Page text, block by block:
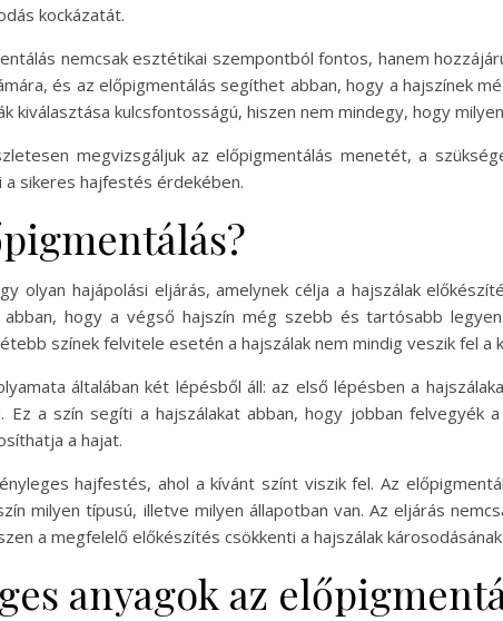
kockázatát.
nemcsak esztétikai szempontból fontos, hanem
és az előpigmentálás segíthet abban, hogy a hajszínek
kiválasztása kulcsfontosságú, hiszen nem mindegy, hogy
megvizsgáljuk az előpigmentálás menetét, a
a sikeres hajfestés érdekében.
olyan hajápolási eljárás, amelynek célja a hajszálak
hogy a végső hajszín még szebb és tartósabb
színek felvitele esetén a hajszálak nem mindig veszik fel a
általában két lépésből áll: az első lépésben a
Ez a szín segíti a hajszálakat abban, hogy jobban
a hajat.
hajfestés, ahol a kívánt színt viszik fel. Az
milyen típusú, illetve milyen állapotban van. Az eljárás
a megfelelő előkészítés csökkenti a hajszálak
anyagok az